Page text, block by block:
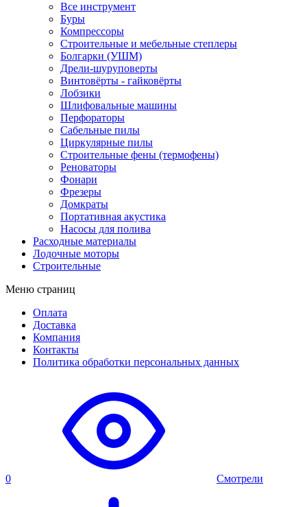
Все инструмент
Буры
Компрессоры
Строительные и мебельные степлеры
Болгарки (УШМ)
Дрели-шуруповерты
Винтовёрты - гайковёрты
Лобзики
Шлифовальные машины
Перфораторы
Сабельные пилы
Циркулярные пилы
Строительные фены (термофены)
Реноваторы
Фонари
Фрезеры
Домкраты
Портативная акустика
Насосы для полива
Расходные материалы
Лодочные моторы
Строительные
Меню страниц
Оплата
Доставка
Компания
Контакты
Политика обработки персональных данных
0 Смотрели